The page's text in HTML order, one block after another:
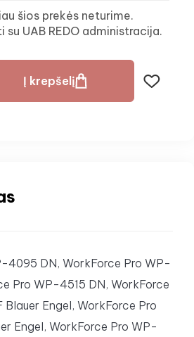
šios prekės neturime.
su UAB REDO administracija.
Į krepšelį
4095 DN, WorkForce Pro WP-
Pro WP-4515 DN, WorkForce
Engel, WorkForce Pro
Engel, WorkForce Pro WP-